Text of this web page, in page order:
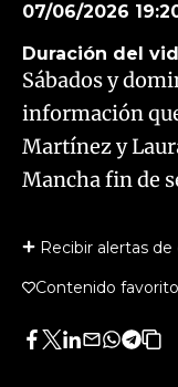
07/06/2026
Duración del
Sábados y
información
Martínez y
Mancha fin de
Recibir alertas
Contenido favorito
Facebook
Twitter
LinkedIn
Enviar
Whatsapp
Copiar